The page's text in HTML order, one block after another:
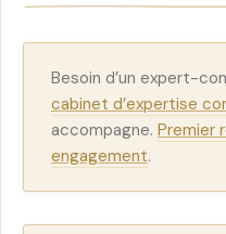
Besoin d’un expert-
cabinet d’expertise
accompagne. Premier
engagement.